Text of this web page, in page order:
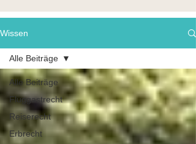
Wissen
Alle Beiträge
Fluggastrecht
Reiserecht
Erbrecht
Alle Beiträge